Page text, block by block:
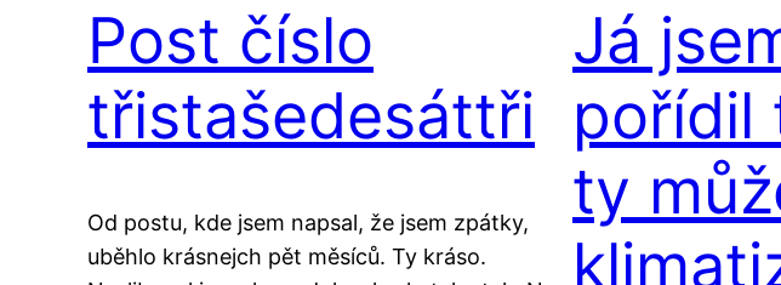
Post číslo
třistašedesáttři
Od postu, kde jsem napsal, že jsem zpátky,
uběhlo krásnejch pět měsíců. Ty kráso.
Já
pořídil
ty